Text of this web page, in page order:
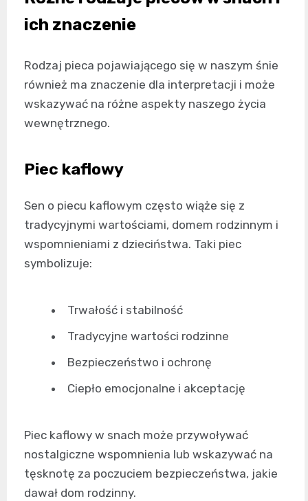
ich znaczenie
Rodzaj pieca pojawiającego się w naszym śnie
również ma znaczenie dla interpretacji i może
wskazywać na różne aspekty naszego życia
wewnętrznego.
Piec kaflowy
Sen o piecu kaflowym często wiąże się z
tradycyjnymi wartościami, domem rodzinnym i
wspomnieniami z dzieciństwa. Taki piec
symbolizuje:
Trwałość i stabilność
Tradycyjne wartości rodzinne
Bezpieczeństwo i ochronę
Ciepło emocjonalne i akceptację
Piec kaflowy w snach może przywoływać
nostalgiczne wspomnienia lub wskazywać na
tęsknotę za poczuciem bezpieczeństwa, jakie
dawał dom rodzinny.